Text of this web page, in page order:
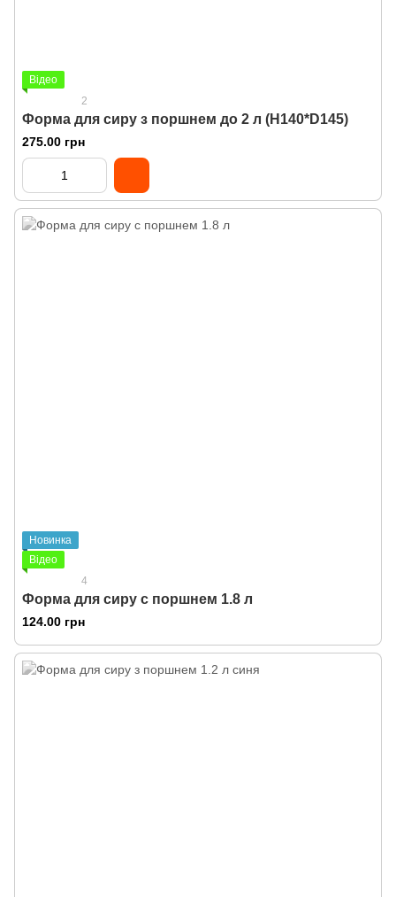
Відео
2
Форма для сиру з поршнем до 2 л (H140*D145)
275.00 грн
Новинка
Відео
4
Форма для сиру с поршнем 1.8 л
124.00 грн